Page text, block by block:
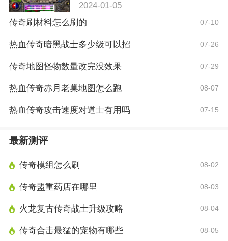
2024-01-05
传奇刷材料怎么刷的
07-10
热血传奇暗黑战士多少级可以招 07-26
传奇地图怪物数量改完没效果 07-29
热血传奇赤月老巢地图怎么跑 08-07
热血传奇攻击速度对道士有用吗 07-15
最新测评
传奇模组怎么刷 08-02
传奇盟重药店在哪里 08-03
火龙复古传奇战士升级攻略 08-04
传奇合击最猛的宠物有哪些 08-05